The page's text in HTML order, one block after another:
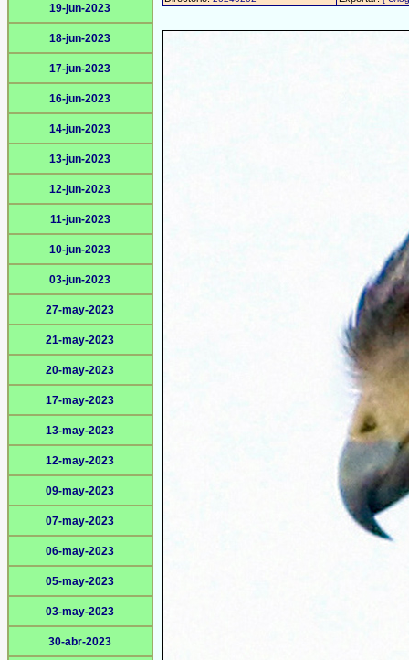
19-jun-2023
18-jun-2023
17-jun-2023
16-jun-2023
14-jun-2023
13-jun-2023
12-jun-2023
11-jun-2023
10-jun-2023
03-jun-2023
27-may-2023
21-may-2023
20-may-2023
17-may-2023
13-may-2023
12-may-2023
09-may-2023
07-may-2023
06-may-2023
05-may-2023
03-may-2023
30-abr-2023